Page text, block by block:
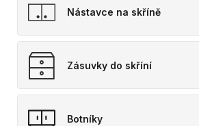
Nástavce na skříně
Zásuvky do skříní
Botníky